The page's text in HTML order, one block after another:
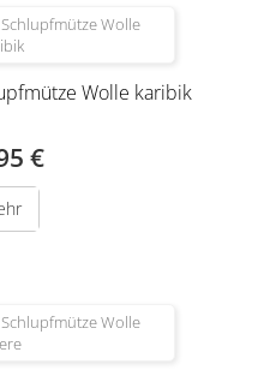
Wolle karibik
€